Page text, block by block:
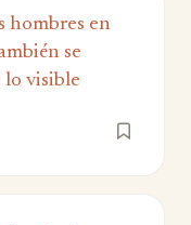
hombres en
se
lo visible